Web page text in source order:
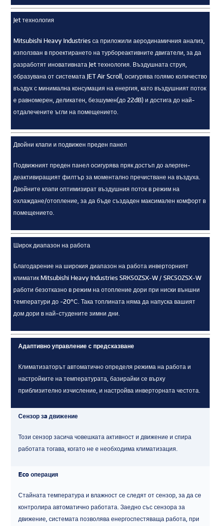
Jet технология
Mitsubishi Heavy Industries са приложили аеродинамичния анализ,
използван в проектирането на турбореактивните двигатели, за да
разработят иновативната Jet технология. Въздушната струя,
образувана от системата JET Air Scroll, осигурява голямо количество
въздух с минимална консумация на енергия, като въздушният поток
е равномерен, деликатен, безшумен(до 22dB) и достига до най-
отдалечените ъгли на помещението.
Двойни клапи и подвижен преден панел
Подвижният преден панел осигурява пряк достъп до алерген-
деактивиращият филтър за моментално пречистване на въздуха.
Двойните клапи оптимизират въздушния поток в режим на
охлаждане/отопление, за да бъде създаден максимален комфорт в
помещението.
Широк диапазон на работа
Благодарение на широкия диапазон на работа инверторният
климатик Mitsubishi Heavy Industries SRK50ZSX-W / SRC50ZSX-W
работи безотказно в режим на отопление дори при ниски външни
температури до -20°С. Така топлината няма да напуска вашият
дом дори в най-студените зимни дни.
Адаптивно управление с предсказване
Климатизаторът автоматично определя режима на работа и
настройките на температурата, базирайки се върху
приблизително изчисление, и настройва инверторната честота.
Сензор зa движение
Този сензор засича човешката активност и движение и спира
работата тогава, когато не е необходима климатизация.
Eco операция
Стайната температура и влажност се следят от сензор, за да се
контролира автоматично работата. Заедно със сензора за
движение, системата позволява енергоспестяваща работа, при